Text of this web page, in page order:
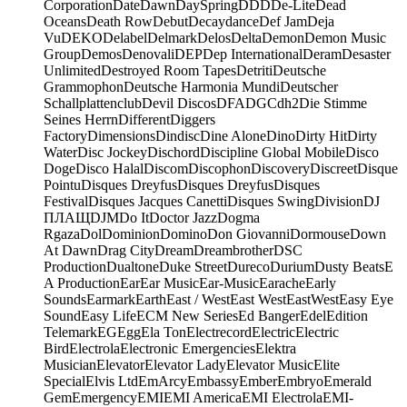
CorporationDateDawnDaySpringDDDDe-LiteDead
OceansDeath RowDebutDecaydanceDef JamDeja
VuDEKODelabelDelmarkDelosDeltaDemonDemon Music
GroupDemosDenovaliDEPDep InternationalDeramDesaster
UnlimitedDestroyed Room TapesDetritiDeutsche
GrammophonDeutsche Harmonia MundiDeutscher
SchallplattenclubDevil DiscosDFADGCdh2Die Stimme
Seines HerrnDifferentDiggers
FactoryDimensionsDindiscDine AloneDinoDirty HitDirty
WaterDisc JockeyDischordDiscipline Global MobileDisco
DogeDisco HalalDiscomDiscophonDiscoveryDiscreetDisque
PointuDisques DreyfusDisques DreyfusDisques
FestivalDisques Jacques CanettiDisques SwingDivisionDJ
ПЛАЩDJMDo ItDoctor JazzDogma
RgazaDolDominionDominoDon GiovanniDormouseDown
At DawnDrag CityDreamDreambrotherDSC
ProductionDualtoneDuke StreetDurecoDuriumDusty BeatsE
A ProductionEarEar MusicEar-MusicEaracheEarly
SoundsEarmarkEarthEast / WestEast WestEastWestEasy Eye
SoundEasy LifeECM New SeriesEd BangerEdelEdition
TelemarkEGEggEla TonElectrecordElectricElectric
BirdElectrolaElectronic EmergenciesElektra
MusicianElevatorElevator LadyElevator MusicElite
SpecialElvis LtdEmArcyEmbassyEmberEmbryoEmerald
GemEmergencyEMIEMI AmericaEMI ElectrolaEMI-